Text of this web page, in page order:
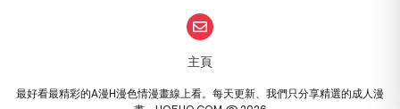
主頁
最好看最精彩的A漫H漫色情漫畫線上看。每天更新、我們只分享精選的成人漫